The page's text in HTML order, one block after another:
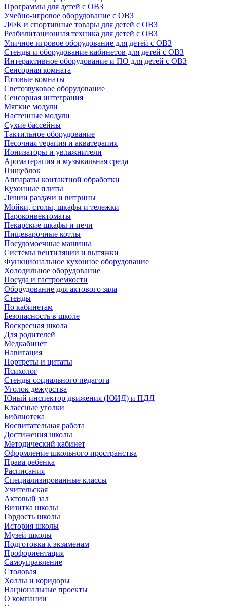
Программы для детей с ОВЗ
Учебно-игровое оборудование с ОВЗ
ЛФК и спортивные товары для детей с ОВЗ
Реабилитационная техника для детей с ОВЗ
Уличное игровое оборудование для детей с ОВЗ
Стенды и оборудование кабинетов для детей с ОВЗ
Интерактивное оборудование и ПО для детей с ОВЗ
Сенсорная комната
Готовые комнаты
Светозвуковое оборудование
Сенсорная интеграция
Мягкие модули
Настенные модули
Сухие бассейны
Тактильное оборудование
Песочная терапия и акватерапия
Ионизаторы и увлажнители
Ароматерапия и музыкальная среда
Пищеблок
Аппараты контактной обработки
Кухонные плиты
Линии раздачи и витрины
Мойки, столы, шкафы и тележки
Пароконвектоматы
Пекарские шкафы и печи
Пищеварочные котлы
Посудомоечные машины
Системы вентиляции и вытяжки
Функциональное кухонное оборудование
Холодильное оборудование
Посуда и гастроемкости
Оборудование для актового зала
Стенды
По кабинетам
Безопасность в школе
Воскресная школа
Для родителей
Медкабинет
Навигация
Портреты и цитаты
Психолог
Стенды социального педагога
Уголок дежурства
Юный инспектор движения (ЮИД) и ПДД
Классные уголки
Библиотека
Воспитательная работа
Достижения школы
Методический кабинет
Оформление школьного пространства
Права ребенка
Расписания
Специализированные классы
Учительская
Актовый зал
Визитка школы
Гордость школы
История школы
Музей школы
Подготовка к экзаменам
Профориентация
Самоуправление
Столовая
Холлы и коридоры
Национальные проекты
О компании